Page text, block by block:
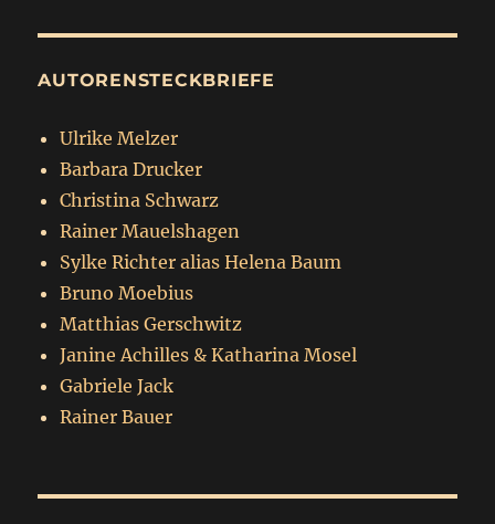
AUTORENSTECKBRIEFE
Ulrike Melzer
Barbara Drucker
Christina Schwarz
Rainer Mauelshagen
Sylke Richter alias Helena Baum
Bruno Moebius
Matthias Gerschwitz
Janine Achilles & Katharina Mosel
Gabriele Jack
Rainer Bauer